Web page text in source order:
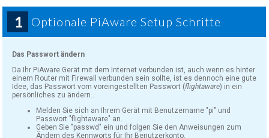
1 Optionale PiAware Setup Schritte
Das Passwort ändern
Da Ihr PiAware Gerät mit dem Internet verbunden ist, auch wenn es hinter
einem Router mit Firewall verbunden sein sollte, ist es dennoch eine gute
Idee, das Passwort vom voreingestellten Passwort (flightaware) in ein
persönliches zu ändern..
Melden Sie sich an Ihrem Gerät mit Benutzername "pi" und
Passwort "flightaware" an.
Geben Sie "passwd" ein und folgen Sie den Anweisungen zum
Ändern des Kennworts für Ihr Benutzerkonto.